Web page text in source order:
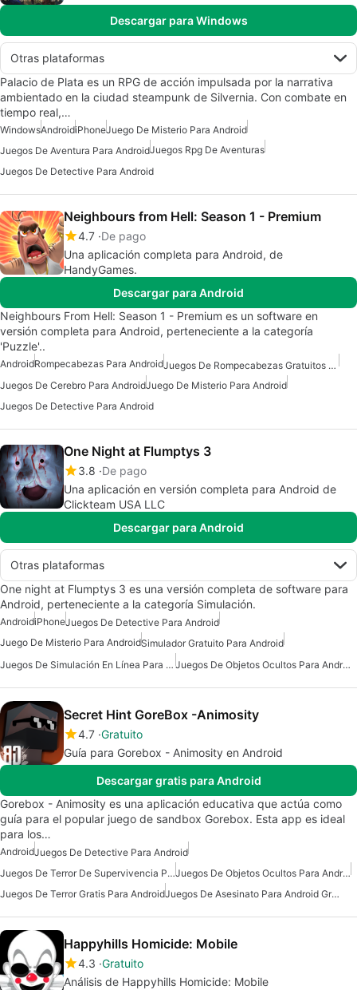
Descargar para Windows
Otras plataformas
Palacio de Plata es un RPG de acción impulsada por la narrativa
ambientado en la ciudad steampunk de Silvernia. Con combate en
tiempo real,…
WindowsAndroidiPhoneJuego De Misterio Para Android
Juegos De Aventura Para AndroidJuegos Rpg De Aventuras
Juegos De Detective Para Android
Neighbours from Hell: Season 1 - Premium
4.7 De pago
Una aplicación completa para Android, de
HandyGames.
Descargar para Android
Neighbours From Hell: Season 1 - Premium es un software en
versión completa para Android, perteneciente a la categoría
'Puzzle'..
AndroidRompecabezas Para Android
Juegos De Rompecabezas Gratuitos Para Android
Juegos De Cerebro Para AndroidJuego De Misterio Para Android
Juegos De Detective Para Android
One Night at Flumptys 3
3.8 De pago
Una aplicación en versión completa para Android de
Clickteam USA LLC
Descargar para Android
Otras plataformas
One night at Flumptys 3 es una versión completa de software para
Android, perteneciente a la categoría Simulación.
AndroidiPhoneJuegos De Detective Para Android
Juego De Misterio Para AndroidSimulador Gratuito Para Android
Juegos De Simulación En Línea Para Android
Juegos De Objetos Ocultos Para Android
Secret Hint GoreBox -Animosity
4.7 Gratuito
Guía para Gorebox - Animosity en Android
Descargar gratis para Android
Gorebox - Animosity es una aplicación educativa que actúa como
guía para el popular juego de sandbox Gorebox. Esta app es ideal
para los…
AndroidJuegos De Detective Para Android
Juegos De Terror De Supervivencia Para Android
Juegos De Objetos Ocultos Para Android
Juegos De Terror Gratis Para Android
Juegos De Asesinato Para Android Gratis
Happyhills Homicide: Mobile
4.3 Gratuito
Análisis de Happyhills Homicide: Mobile